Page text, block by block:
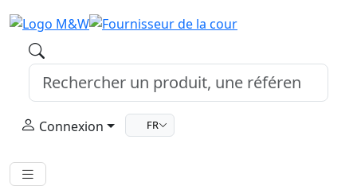
Connexion FR